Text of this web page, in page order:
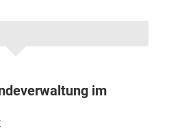
im